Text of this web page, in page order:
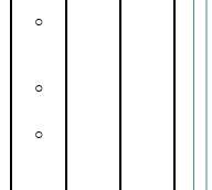
○
○
○